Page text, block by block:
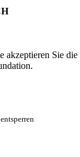
akzeptieren Sie